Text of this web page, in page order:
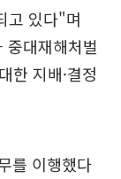
고 있다"며
대재해처벌
한 지배·결정
를 이행했다